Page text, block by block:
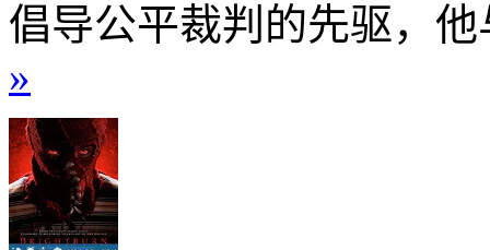
倡导公平裁判的先驱，
»